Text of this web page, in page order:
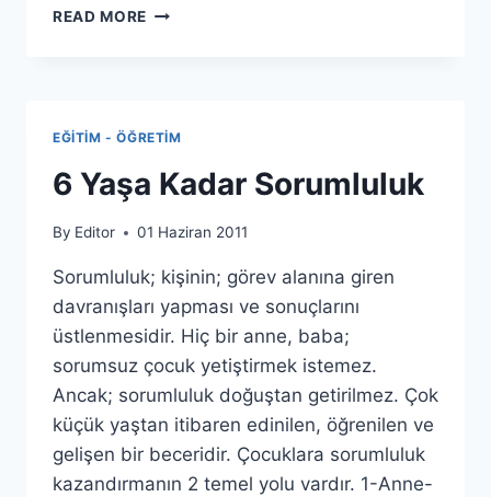
READ MORE KÖPÜKTEN
EĞITIM - ÖĞRETIM
6 Yaşa Kadar Sorumluluk
By Editor 01 Haziran 2011
Sorumluluk; kişinin; görev alanına giren
davranışları yapması ve sonuçlarını
üstlenmesidir. Hiç bir anne, baba;
sorumsuz çocuk yetiştirmek istemez.
Ancak; sorumluluk doğuştan getirilmez. Çok
küçük yaştan itibaren edinilen, öğrenilen ve
gelişen bir beceridir. Çocuklara sorumluluk
kazandırmanın 2 temel yolu vardır. 1-Anne-